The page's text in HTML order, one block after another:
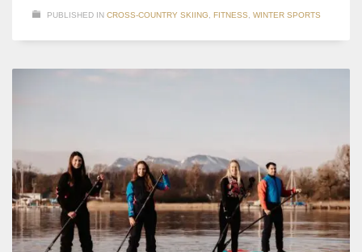
PUBLISHED IN CROSS-COUNTRY SKIING FITNESS WINTER SPORTS